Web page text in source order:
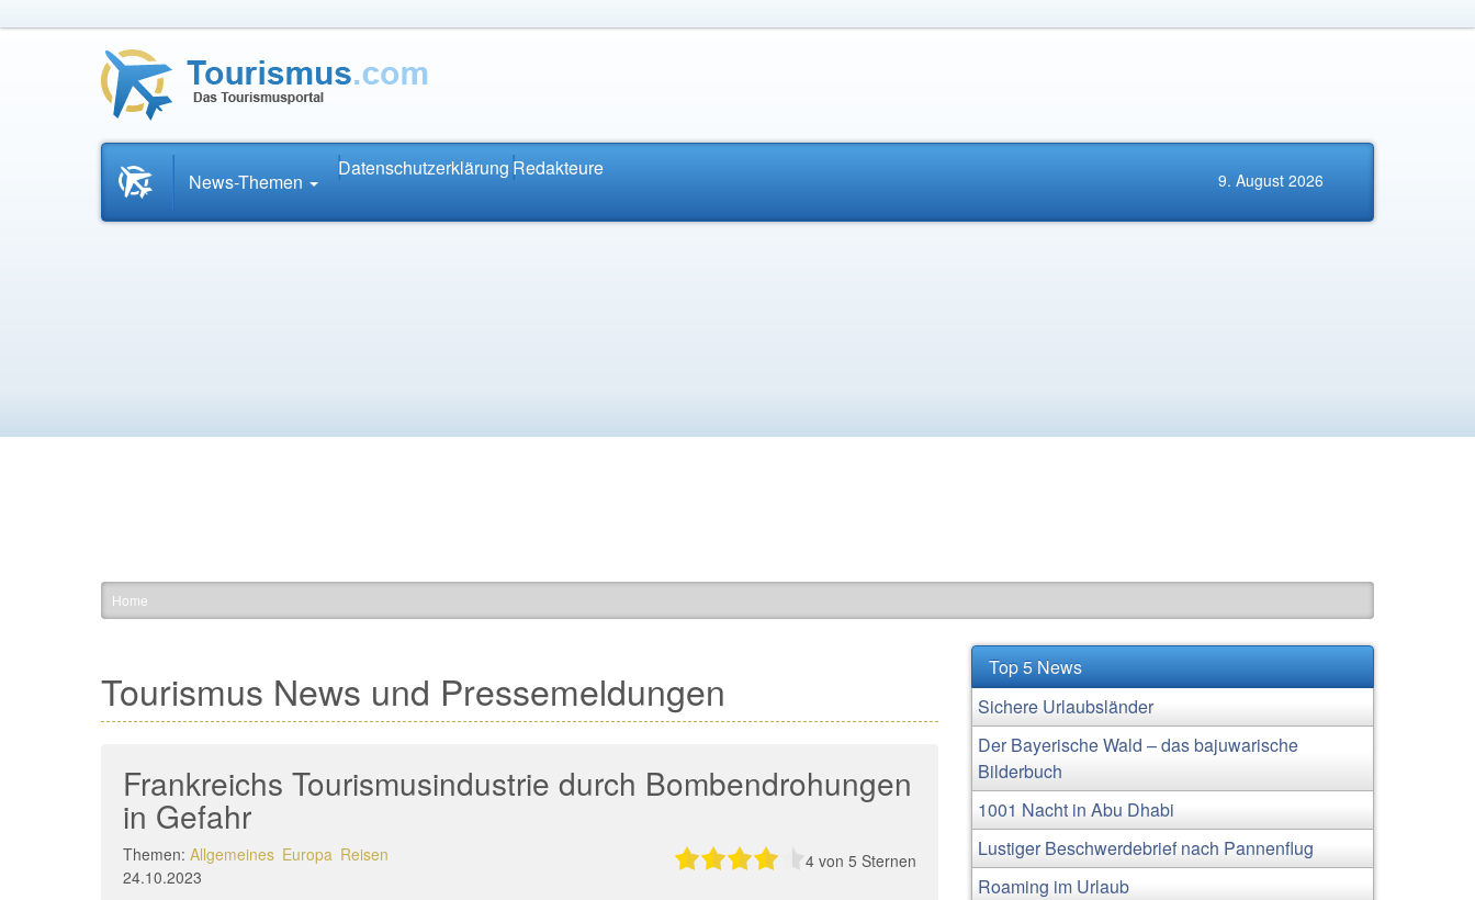
Startseite
News.Tourismus.com
News-Themen
Datenschutzerklärung Redakteure 9. August 2026
Home
Tourismus News und Pressemeldungen
Frankreichs Tourismusindustrie durch Bombendrohungen
in Gefahr
Themen: Allgemeines Europa Reisen
24.10.2023
4 von 5 Sternen
Top 5 News
Sichere Urlaubsländer
Der Bayerische Wald – das bajuwarische
Bilderbuch
1001 Nacht in Abu Dhabi
Lustiger Beschwerdebrief nach Pannenflug
Roaming im Urlaub